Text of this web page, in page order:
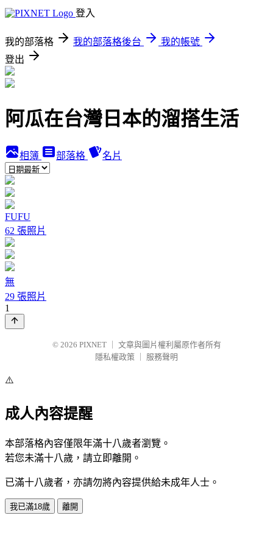
登入
我的部落格 我的部落格後台
我的帳號
登出
阿瓜在台灣日本的溜搭生活
相簿 部落格 名片
FUFU
62 張照片
無
29 張照片
1
© 2026 PIXNET
文章與圖片權利屬原作者所有
隱私權政策
服務聲明
⚠️
成人內容提醒
本部落格內容僅限年滿十八歲者瀏覽。
若您未滿十八歲，請立即離開。
已滿十八歲者，亦請勿將內容提供給未成年人士。
我已滿18歲 離開